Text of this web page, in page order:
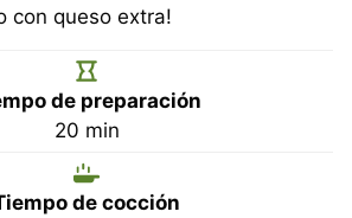
con queso extra!
de preparación
20minutos
min
de cocción